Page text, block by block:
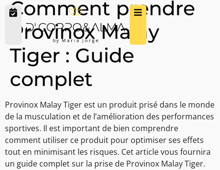
Comment prendre
Provinox Malay
Tiger : Guide
complet
Provinox Malay Tiger est un produit prisé dans le monde
de la musculation et de l’amélioration des performances
sportives. Il est important de bien comprendre
comment utiliser ce produit pour optimiser ses effets
tout en minimisant les risques. Cet article vous fournira
un guide complet sur la prise de Provinox Malay Tiger.